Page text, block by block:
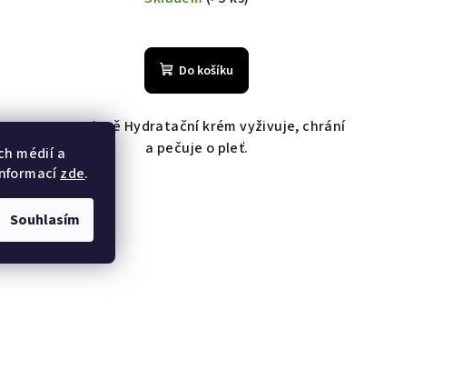
médií a
zde.
Souhlasím
Do košíku
Intenzivně Hydratační krém vyživuje, chrání
a pečuje o pleť.